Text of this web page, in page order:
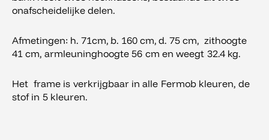
onafscheidelijke delen.
Afmetingen: h. 71cm, b. 160 cm, d. 75 cm, zithoogte
41 cm, armleuninghoogte 56 cm en weegt 32.4 kg.
Het frame is verkrijgbaar in alle Fermob kleuren, de
stof in 5 kleuren.